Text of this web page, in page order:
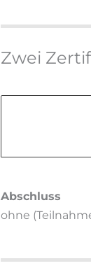
Zwei
Abschluss
ohne